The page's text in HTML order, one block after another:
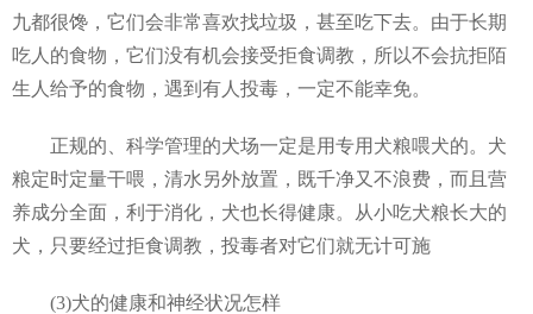
九都很馋，它们会非常喜欢找垃圾，甚至吃下去。由于长期
吃人的食物，它们没有机会接受拒食调教，所以不会抗拒陌
生人给予的食物，遇到有人投毒，一定不能幸免。
正规的、科学管理的犬场一定是用专用犬粮喂犬的。犬
粮定时定量干喂，清水另外放置，既千净又不浪费，而且营
养成分全面，利于消化，犬也长得健康。从小吃犬粮长大的
犬，只要经过拒食调教，投毒者对它们就无计可施
(3)犬的健康和神经状况怎样